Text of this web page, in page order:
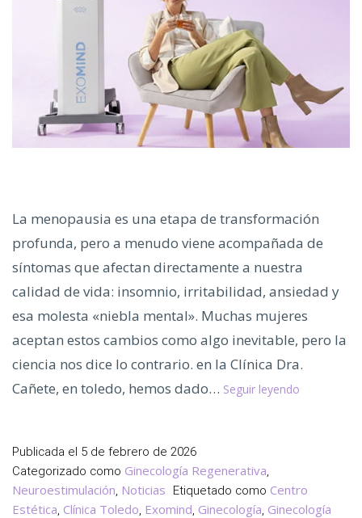
La menopausia es una etapa de transformación
profunda, pero a menudo viene acompañada de
síntomas que afectan directamente a nuestra
calidad de vida: insomnio, irritabilidad, ansiedad y
esa molesta «niebla mental». Muchas mujeres
aceptan estos cambios como algo inevitable, pero la
ciencia nos dice lo contrario. en la Clínica Dra.
Cañete, en toledo, hemos dado… Seguir leyendo
en
la
Publicada el 5 de febrero de 2026
Categorizado como Ginecología Regenerativa,
Neuroestimulación, Noticias Etiquetado como Centro
Estética, Clínica Toledo, Exomind, Ginecología, Ginecología